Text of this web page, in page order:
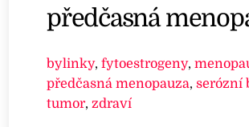
předčasná
bylinky,fytoestrogeny,
předčasná menopauza,serózní
tumor, zdraví